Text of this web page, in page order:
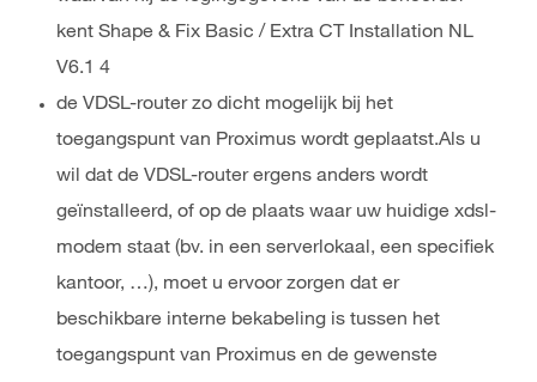
kent Shape & Fix Basic / Extra CT Installation NL
V6.1 4
de VDSL-router zo dicht mogelijk bij het
toegangspunt van Proximus wordt geplaatst.Als u
wil dat de VDSL-router ergens anders wordt
geïnstalleerd, of op de plaats waar uw huidige xdsl-
modem staat (bv. in een serverlokaal, een specifiek
kantoor, …), moet u ervoor zorgen dat er
beschikbare interne bekabeling is tussen het
toegangspunt van Proximus en de gewenste